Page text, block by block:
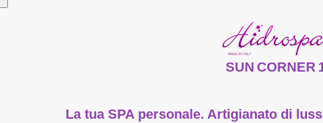
SUN CORNER
La tua SPA personale. Artigianato di